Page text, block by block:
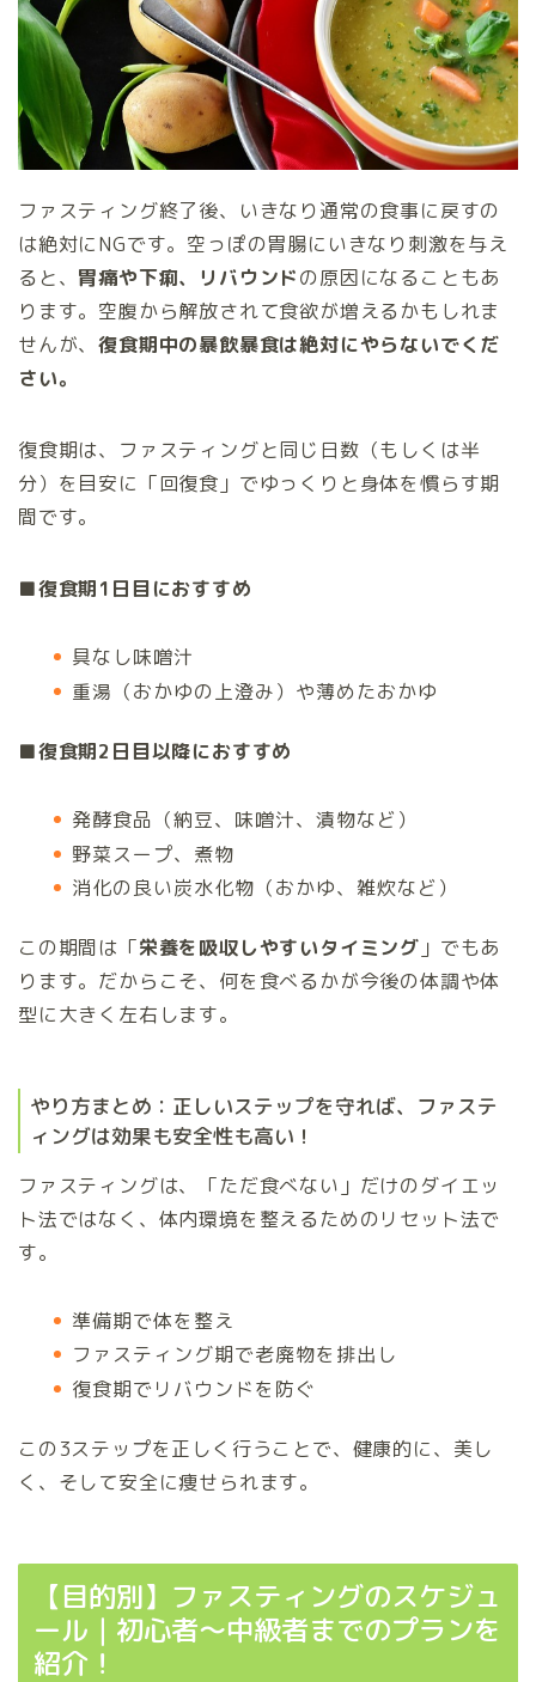
ファスティング終了後、いきなり通常の食事に戻すの
は絶対にNGです。空っぽの胃腸にいきなり刺激を与え
ると、 胃痛や下痢、リバウンドの原因になることもあ
ります。空腹から解放されて食欲が増えるかもしれま
せんが、復食期中の暴飲暴食は絶対にやらないでくだ
さい。
復食期は、ファスティングと同じ日数（もしくは半
分）を目安に「回復食」でゆっくりと身体を慣らす期
間です。
■復食期1日目におすすめ
具なし味噌汁
重湯（おかゆの上澄み）や薄めたおかゆ
■復食期2日目以降におすすめ
発酵食品（納豆、味噌汁、漬物など）
野菜スープ、煮物
消化の良い炭水化物（おかゆ、雑炊など）
この期間は「栄養を吸収しやすいタイミング 」でもあ
ります。だからこそ、何を食べるかが今後の体調や体
型に大きく左右します。
やり方まとめ：正しいステップを守れば、ファステ
ィングは効果も安全性も高い！
ファスティングは、「ただ食べない」だけのダイエッ
ト法ではなく、体内環境を整えるためのリセット法で
す。
準備期で体を整え
ファスティング期で老廃物を排出し
復食期でリバウンドを防ぐ
この3ステップを正しく行うことで、健康的に、美し
く、そして安全に痩せられます。
【目的別】ファスティングのスケジュ
ール｜初心者～中級者までのプランを
紹介！